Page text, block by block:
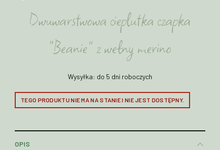
Dwuwarstwowa cieplutka czapka
“Beanie” z wełny merino
Wysyłka: do 5 dni roboczych
TEGO PRODUKTU NIE MA NA STANIE I NIE JEST DOSTĘPNY.
OPIS